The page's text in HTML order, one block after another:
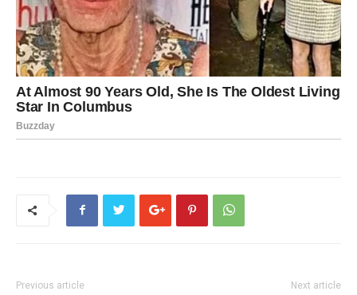
Previous article Next article